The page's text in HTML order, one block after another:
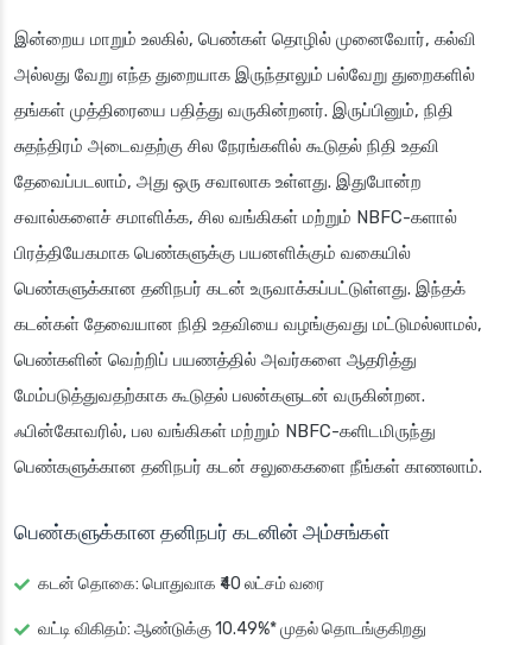
இன்றைய மாறும் உலகில், பெண்கள் தொழில் முனைவோர், கல்வி
அல்லது வேறு எந்த துறையாக இருந்தாலும் பல்வேறு துறைகளில்
தங்கள் முத்திரையை பதித்து வருகின்றனர். இருப்பினும், நிதி
சுதந்திரம் அடைவதற்கு சில நேரங்களில் கூடுதல் நிதி உதவி
தேவைப்படலாம், அது ஒரு சவாலாக உள்ளது. இதுபோன்ற
சவால்களைச் சமாளிக்க, சில வங்கிகள் மற்றும் NBFC-களால்
பிரத்தியேகமாக பெண்களுக்கு பயனளிக்கும் வகையில்
பெண்களுக்கான தனிநபர் கடன் உருவாக்கப்பட்டுள்ளது. இந்தக்
கடன்கள் தேவையான நிதி உதவியை வழங்குவது மட்டுமல்லாமல்,
பெண்களின் வெற்றிப் பயணத்தில் அவர்களை ஆதரித்து
மேம்படுத்துவதற்காக கூடுதல் பலன்களுடன் வருகின்றன.
ஃபின்கோவரில், பல வங்கிகள் மற்றும் NBFC-களிடமிருந்து
பெண்களுக்கான தனிநபர் கடன் சலுகைகளை நீங்கள் காணலாம்.
பெண்களுக்கான தனிநபர் கடனின் அம்சங்கள்
கடன் தொகை: பொதுவாக ₹40 லட்சம் வரை
வட்டி விகிதம்: ஆண்டுக்கு 10.49%* முதல் தொடங்குகிறது